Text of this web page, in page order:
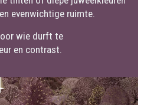
evenwichtige ruimte.
wie durft te
en contrast.